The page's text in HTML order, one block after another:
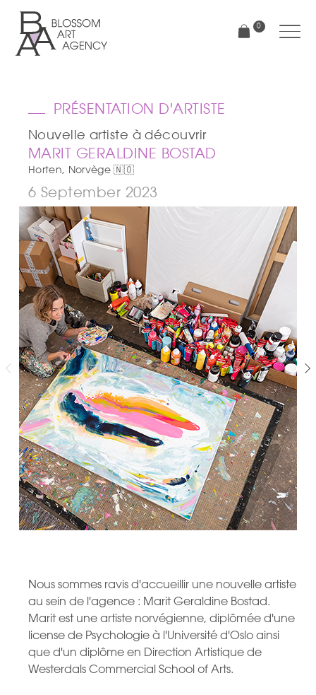
principal
0
PRÉSENTATION D'ARTISTE
Nouvelle artiste à découvrir
MARIT GERALDINE BOSTAD
Horten, Norvège 🇳🇴
6 September 2023
Nous sommes ravis d'accueillir une nouvelle artiste
au sein de l'agence : Marit Geraldine Bostad.
Marit est une artiste norvégienne, diplômée d'une
license de Psychologie à l'Université d'Oslo ainsi
que d'un diplôme en Direction Artistique de
Westerdals Commercial School of Arts.